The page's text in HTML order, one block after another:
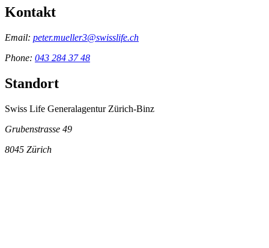
Kontakt
Email: peter.mueller3@swisslife.ch
Phone: 043 284 37 48
Standort
Swiss Life Generalagentur Zürich-Binz
Grubenstrasse 49
8045 Zürich